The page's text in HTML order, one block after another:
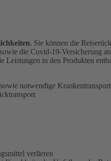
. Sie können die
die Covid-19-
Leistungen in den Produkten
notwendige
verlieren